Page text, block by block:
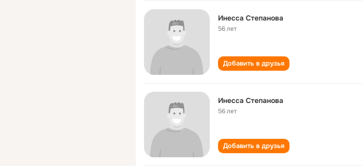
Инесса Степанова
56 лет
Добавить в друзья
Инесса Степанова
56 лет
Добавить в друзья